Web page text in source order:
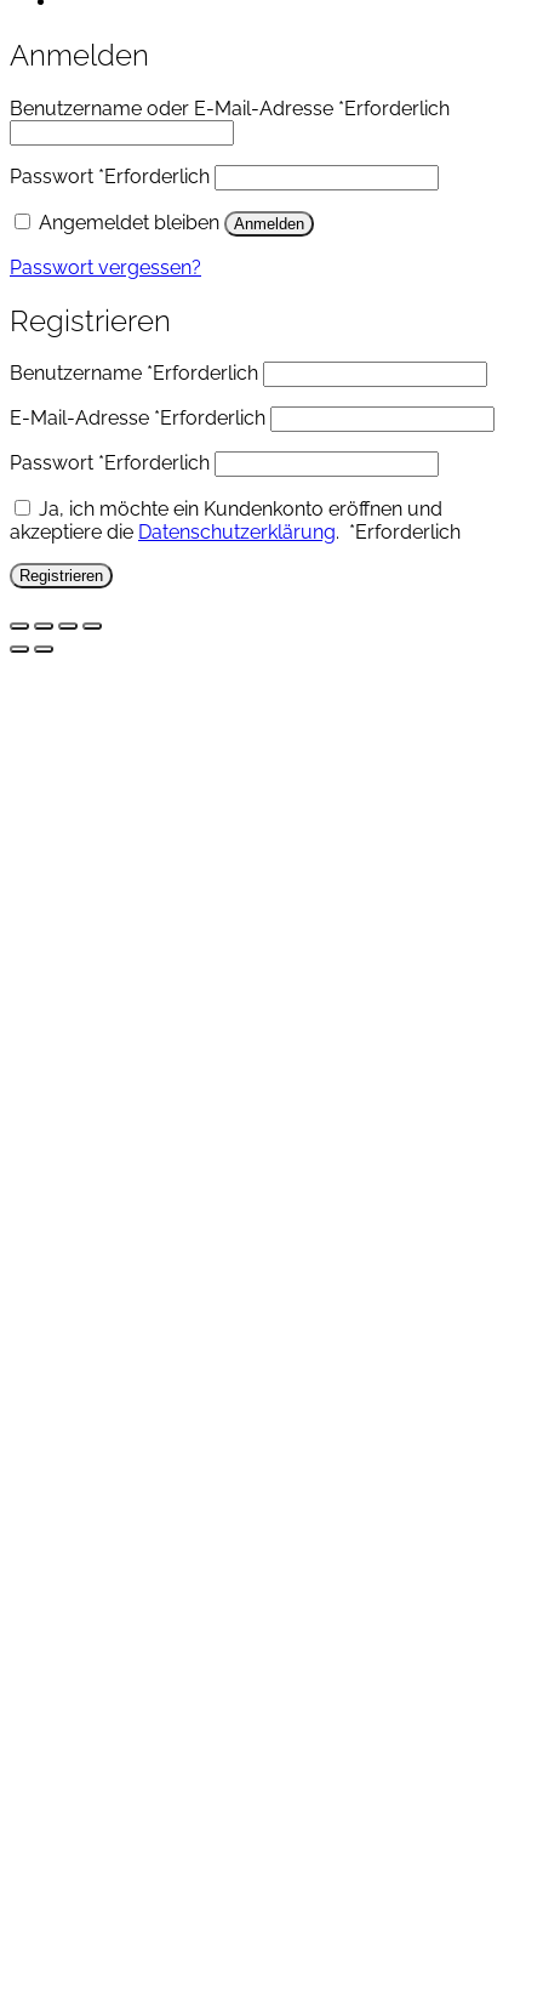
Anmelden
Benutzername oder E-Mail-Adresse *Erforderlich
Passwort *Erforderlich
Angemeldet bleiben
Anmelden
Passwort vergessen?
Registrieren
Benutzername *Erforderlich
E-Mail-Adresse *Erforderlich
Passwort *Erforderlich
Ja, ich möchte ein Kundenkonto eröffnen und
akzeptiere die Datenschutzerklärung. *Erforderlich
Registrieren